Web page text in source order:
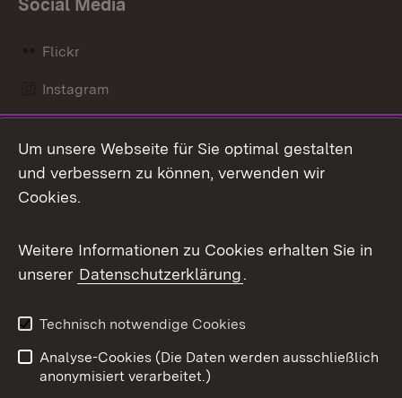
Flickr
Instagram
Mastodon
Messenger
Social Wall
X / Twitter
Youtube
Um unsere Webseite für Sie optimal gestalten
und verbessern zu können, verwenden wir
Cookies.
Weitere Informationen zu Cookies erhalten Sie in
unserer Datenschutzerklärung.
Technisch notwendige Cookies
Analyse-Cookies (Die Daten werden ausschließlich
anonymisiert verarbeitet.)